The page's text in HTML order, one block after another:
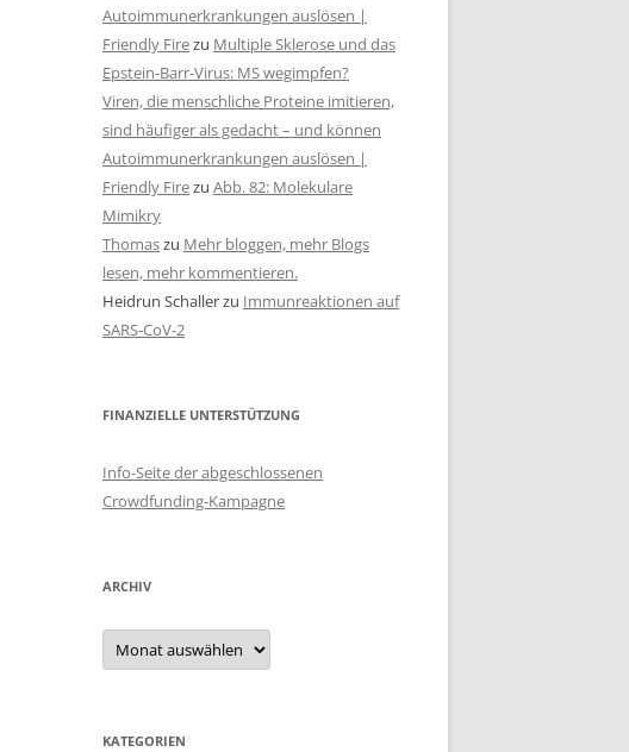
Autoimmunerkrankungen auslösen |
Friendly Firezu Multiple Sklerose und das
Epstein-Barr-Virus: MS wegimpfen?
Viren, die menschliche Proteine imitieren,
sind häufiger als gedacht – und können
Autoimmunerkrankungen auslösen |
Friendly Firezu Abb. 82: Molekulare
Mimikry
Thomaszu Mehr bloggen, mehr Blogs
lesen, mehr kommentieren.
Heidrun Schallerzu Immunreaktionen auf
SARS-CoV-2
FINANZIELLE UNTERSTÜTZUNG
Info-Seite der abgeschlossenen
Crowdfunding-Kampagne
ARCHIV
Archiv
KATEGORIEN